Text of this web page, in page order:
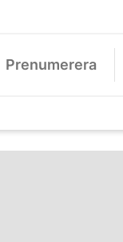
Prenumerera